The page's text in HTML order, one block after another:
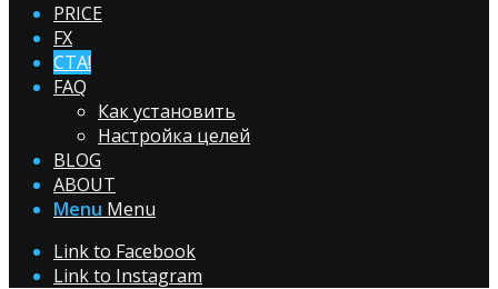
PRICE
FX
CTA!
FAQ
Как установить
Настройка целей
BLOG
ABOUT
Menu Menu
Link to Facebook
Link to Instagram